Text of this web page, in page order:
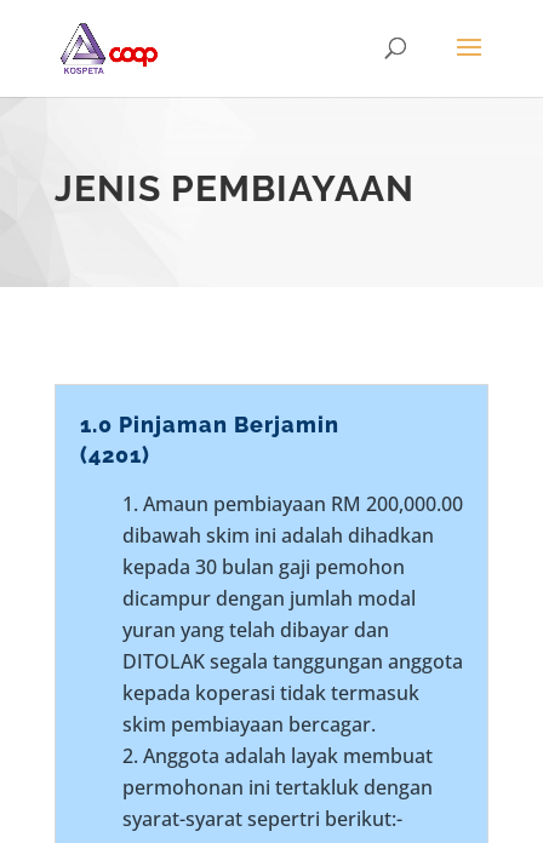
JENIS PEMBIAYAAN
1.0 Pinjaman Berjamin
(4201)
Amaun pembiayaan RM 200,000.00
dibawah skim ini adalah dihadkan
kepada 30 bulan gaji pemohon
dicampur dengan jumlah modal
yuran yang telah dibayar dan
DITOLAK segala tanggungan anggota
kepada koperasi tidak termasuk
skim pembiayaan bercagar.
Anggota adalah layak membuat
permohonan ini tertakluk dengan
syarat-syarat sepertri berikut:-